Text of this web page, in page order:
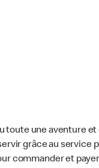
toute une aventure
grâce au service
commander et